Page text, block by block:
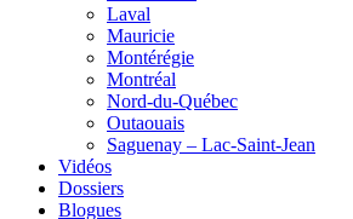
Laval
Mauricie
Montérégie
Montréal
Nord-du-Québec
Outaouais
Saguenay – Lac-Saint-Jean
Vidéos
Dossiers
Blogues